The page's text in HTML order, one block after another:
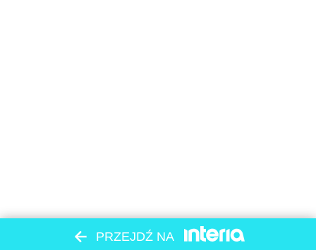
PRZEJDŹ NA